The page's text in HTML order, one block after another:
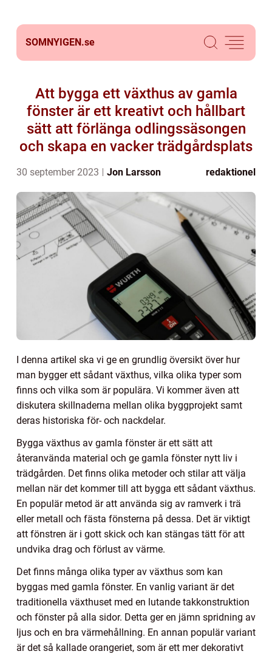
SOMNYIGEN.se
Att bygga ett växthus av gamla
fönster är ett kreativt och hållbart
sätt att förlänga odlingssäsongen
och skapa en vacker trädgårdsplats
30 september 2023 Jon Larsson redaktionel
I denna artikel ska vi ge en grundlig översikt över hur
man bygger ett sådant växthus, vilka olika typer som
finns och vilka som är populära. Vi kommer även att
diskutera skillnaderna mellan olika byggprojekt samt
deras historiska för- och nackdelar.
Bygga växthus av gamla fönster är ett sätt att
återanvända material och ge gamla fönster nytt liv i
trädgården. Det finns olika metoder och stilar att välja
mellan när det kommer till att bygga ett sådant växthus.
En populär metod är att använda sig av ramverk i trä
eller metall och fästa fönsterna på dessa. Det är viktigt
att fönstren är i gott skick och kan stängas tätt för att
undvika drag och förlust av värme.
Det finns många olika typer av växthus som kan
byggas med gamla fönster. En vanlig variant är det
traditionella växthuset med en lutande takkonstruktion
och fönster på alla sidor. Detta ger en jämn spridning av
ljus och en bra värmehållning. En annan populär variant
är det så kallade orangeriet, som är ett mer dekorativt